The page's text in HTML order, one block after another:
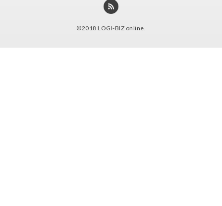
©2018 LOGI-BIZ online.